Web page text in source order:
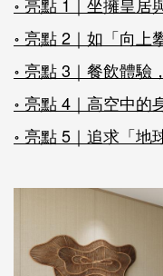
॰ 亮點 1｜坐擁皇居
॰ 亮點 2｜如「向上
॰ 亮點 3｜餐飲體驗
॰ 亮點 4｜高空中的
॰ 亮點 5｜追求「地